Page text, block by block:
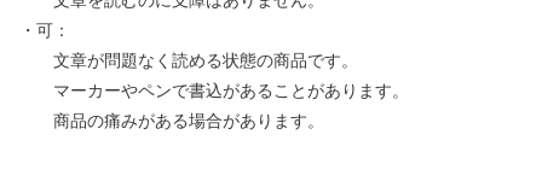
・可：
文章が問題なく読める状態の商品です。
マーカーやペンで書込があることがあります。
商品の痛みがある場合があります。